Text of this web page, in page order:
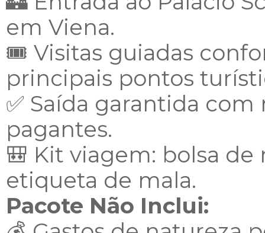
em Viena.
🎟️ Visitas guiadas
principais pontos
✅ Saída garantida
pagantes.
🎒 Kit viagem: bolsa
etiqueta de mala.
Pacote Não Inclui: